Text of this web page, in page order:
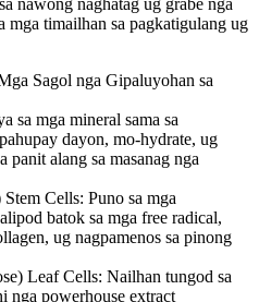
mga timailhan sa pagkatigulang ug
Sagol nga Gipaluyohan sa
sa mga mineral sama sa
dayon, mo-hydrate, ug
panit alang sa masanag nga
Cells‌: Puno sa mga
batok sa mga free radical,
ug nagpamenos sa pinong
Leaf Cells‌: Nailhan tungod sa
nga powerhouse extract